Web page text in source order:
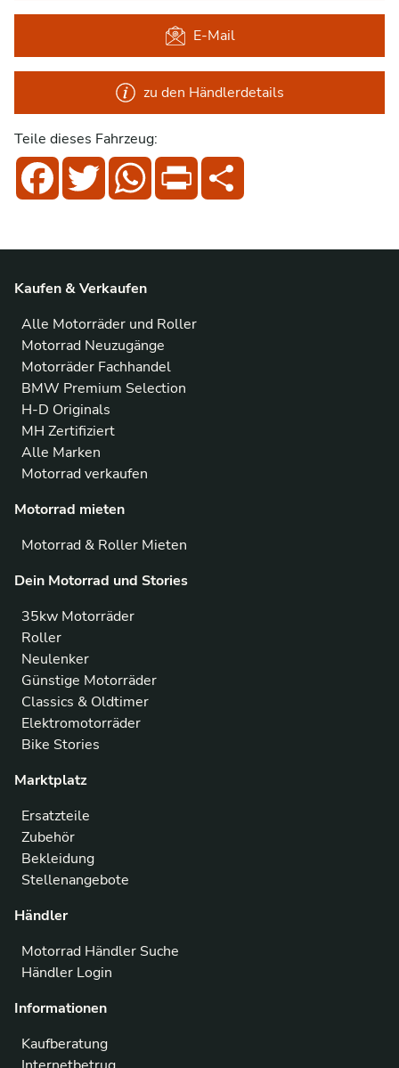
E-Mail
zu den Händlerdetails
Teile dieses Fahrzeug:
FacebookTwitterWhatsAppPrint
Kaufen & Verkaufen
Alle Motorräder und Roller
Motorrad Neuzugänge
Motorräder Fachhandel
BMW Premium Selection
H-D Originals
MH Zertifiziert
Alle Marken
Motorrad verkaufen
Motorrad mieten
Motorrad & Roller Mieten
Dein Motorrad und Stories
35kw Motorräder
Roller
Neulenker
Günstige Motorräder
Classics & Oldtimer
Elektromotorräder
Bike Stories
Marktplatz
Ersatzteile
Zubehör
Bekleidung
Stellenangebote
Händler
Motorrad Händler Suche
Händler Login
Informationen
Kaufberatung